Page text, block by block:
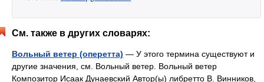
См. также в других словарях:
Вольный ветер (оперетта) — У этого термина существуют и
другие значения, см. Вольный ветер. Вольный ветер
Композитор Исаак Дунаевский Автор(ы) либретто В. Винников,